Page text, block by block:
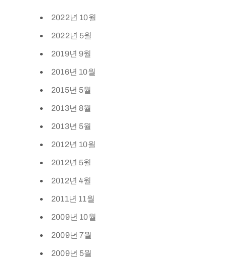
2022년 10월
2022년 5월
2019년 9월
2016년 10월
2015년 5월
2013년 8월
2013년 5월
2012년 10월
2012년 5월
2012년 4월
2011년 11월
2009년 10월
2009년 7월
2009년 5월